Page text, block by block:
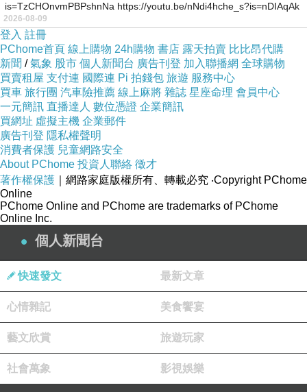
NIPPON的服務態度也讓我覺得無言已對
沒報警 那個保險一點用都沒有!!!
知道撞車還沒事~ 別像我們 不知道哪裡來的刮痕
有保險卻還要賠錢~損失超級大
經過這次洗禮 打死我再也不租NIPPON的車 衰到爆炸
【康和期貨營業員李思儀全省開戶或線上開戶】
全國不分區低價優惠活動開跑中
台指期貨選擇權手續費、國外海外期貨手續費專
案
【點此洽詢不限口數低價期貨/選擇權手續費!!!!】
康和期貨大台小台選擇權手續
費:http://ppt.cc/RQUQ1
康和期貨股份有限公司
業務經理
連絡電話:(02-27171339 : (02) 5551-2560
手機: 0981589732
LINE ID : dolag
is=TzCHOnvmPBPshnNa https://youtu.be/nNdi4hche_s?is=nDIAqAk
2026-08-09
登入 註冊
PChome首頁 線上購物 24h購物 書店 露天拍賣 比比昂代購
新聞 /氣象 股市 個人新聞台 廣告刊登 加入聯播網 全球購物
買賣租屋 支付連 國際連 Pi 拍錢包 旅遊 服務中心
買車 旅行團 汽車險推薦 線上麻將 雜誌 星座命理 會員中心
一元簡訊 直播達人 數位憑證 企業簡訊
買網址 虛擬主機 企業郵件
廣告刊登 隱私權聲明
消費者保護 兒童網路安全
About PChome 投資人聯絡 徵才
著作權保護 ｜網路家庭版權所有、轉載必究 ‧Copyright PChome
Online
PChome Online and PChome are trademarks of PChome
Online Inc.
個人新聞台
快速發文 最新文章
心情雜記 美食饗宴
藝文欣賞 旅遊玩家
社會萬象 影視娛樂